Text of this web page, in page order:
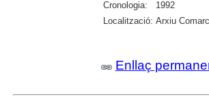
Cronologia:
1992
Localització: Arxiu
Enllaç